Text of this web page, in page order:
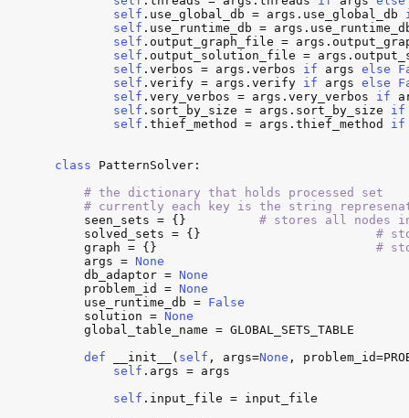
self . use_global_db = args . use_global_db
self . use_runtime_db = args .
self . output_graph_file = args .
self . output_solution_file = args .
self . verbos = args . verbos if args else
self . verify = args . verify if args else
self . very_verbos = args . very_verbos if
self . sort_by_size = args . sort_by_size
if
self . thief_method = args . thief_method if
class PatternSolver :
# the dictionary that holds processed set
# currently each key is the string
seen_sets = {} # stores all nodes
solved_sets = {} #
graph = {} #
args = None
db_adaptor = None
problem_id
= None
use_runtime_db = False
solution = None
global_table_name = GLOBAL_SETS_TABLE
def
__init__ ( self , args=None , problem_id=
self . args = args
self . input_file = input_file